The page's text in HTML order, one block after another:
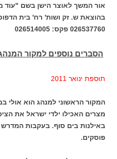
אור המשך לאוצר הישן בשם "עוד
026537760 פקס: 026514005
הסברים נוספים למקור המנהג
תוספת ינואר 2011
המקור הראשוני למנהג הוא אולי
מצרים האכילו ילדי ישראל את
באילנות בים סוף. בעקבות המדרש
פוסקים.